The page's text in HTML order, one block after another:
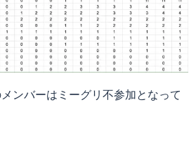
ンバーはミーグリ不参加となって